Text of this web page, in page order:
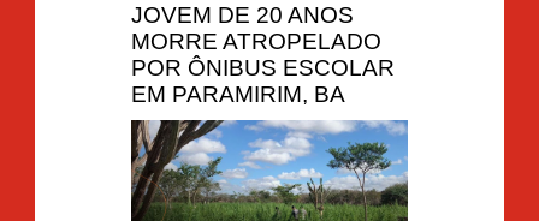
JOVEM DE 20 ANOS
MORRE ATROPELADO
POR ÔNIBUS ESCOLAR
EM PARAMIRIM, BA